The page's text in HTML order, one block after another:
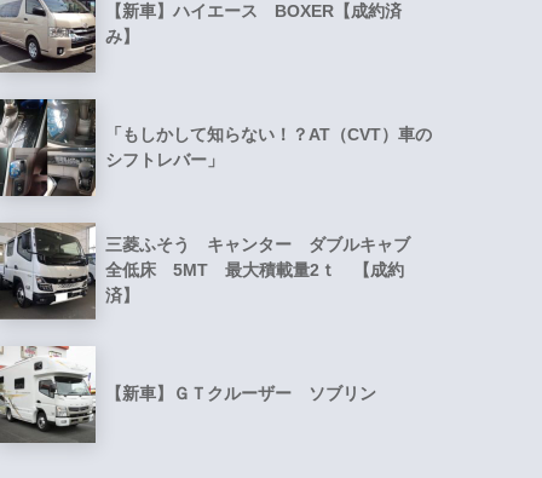
【新車】ハイエース BOXER【成約済
み】
「もしかして知らない！？AT（CVT）車の
シフトレバー」
三菱ふそう キャンター ダブルキャブ
全低床 5MT 最大積載量2ｔ 【成約
済】
【新車】ＧＴクルーザー ソブリン